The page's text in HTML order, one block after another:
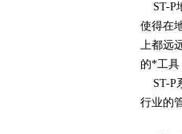
ST-P
使得在
上都远
的*工具
ST-P
行业的